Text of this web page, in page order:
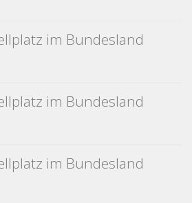
im Bundesland
im Bundesland
im Bundesland